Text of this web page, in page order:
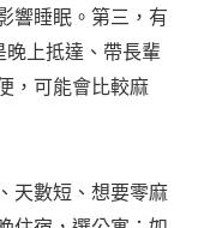
響睡眠。第三，有
晚上抵達、帶長輩
，可能會比較麻
天數短、想要零麻